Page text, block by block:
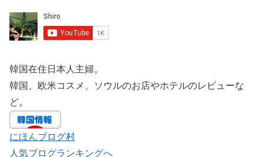
韓国在住日本人主婦。
韓国、欧米コスメ、ソウルのお店やホテルのレビューな
ど。
にほんブログ村
人気ブログランキングへ